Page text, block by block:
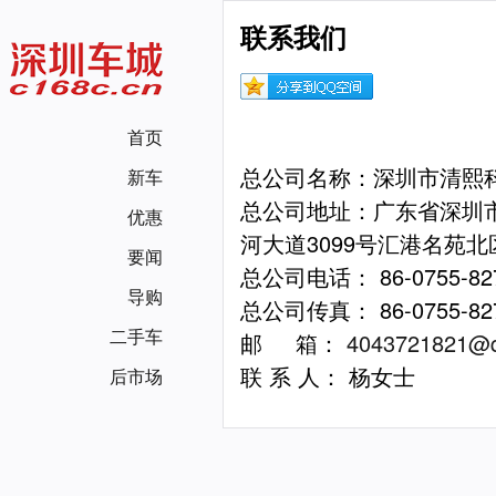
首页
新车
优惠
要闻
导购
二手车
后市场
联系我们
总公司名称：深圳市清熙
总公司地址：广东省深圳
河大道3099号汇港名苑
总公司电话： 86-0755-
总公司传真： 86-0755-
邮 箱：
联 系 人： 杨女士